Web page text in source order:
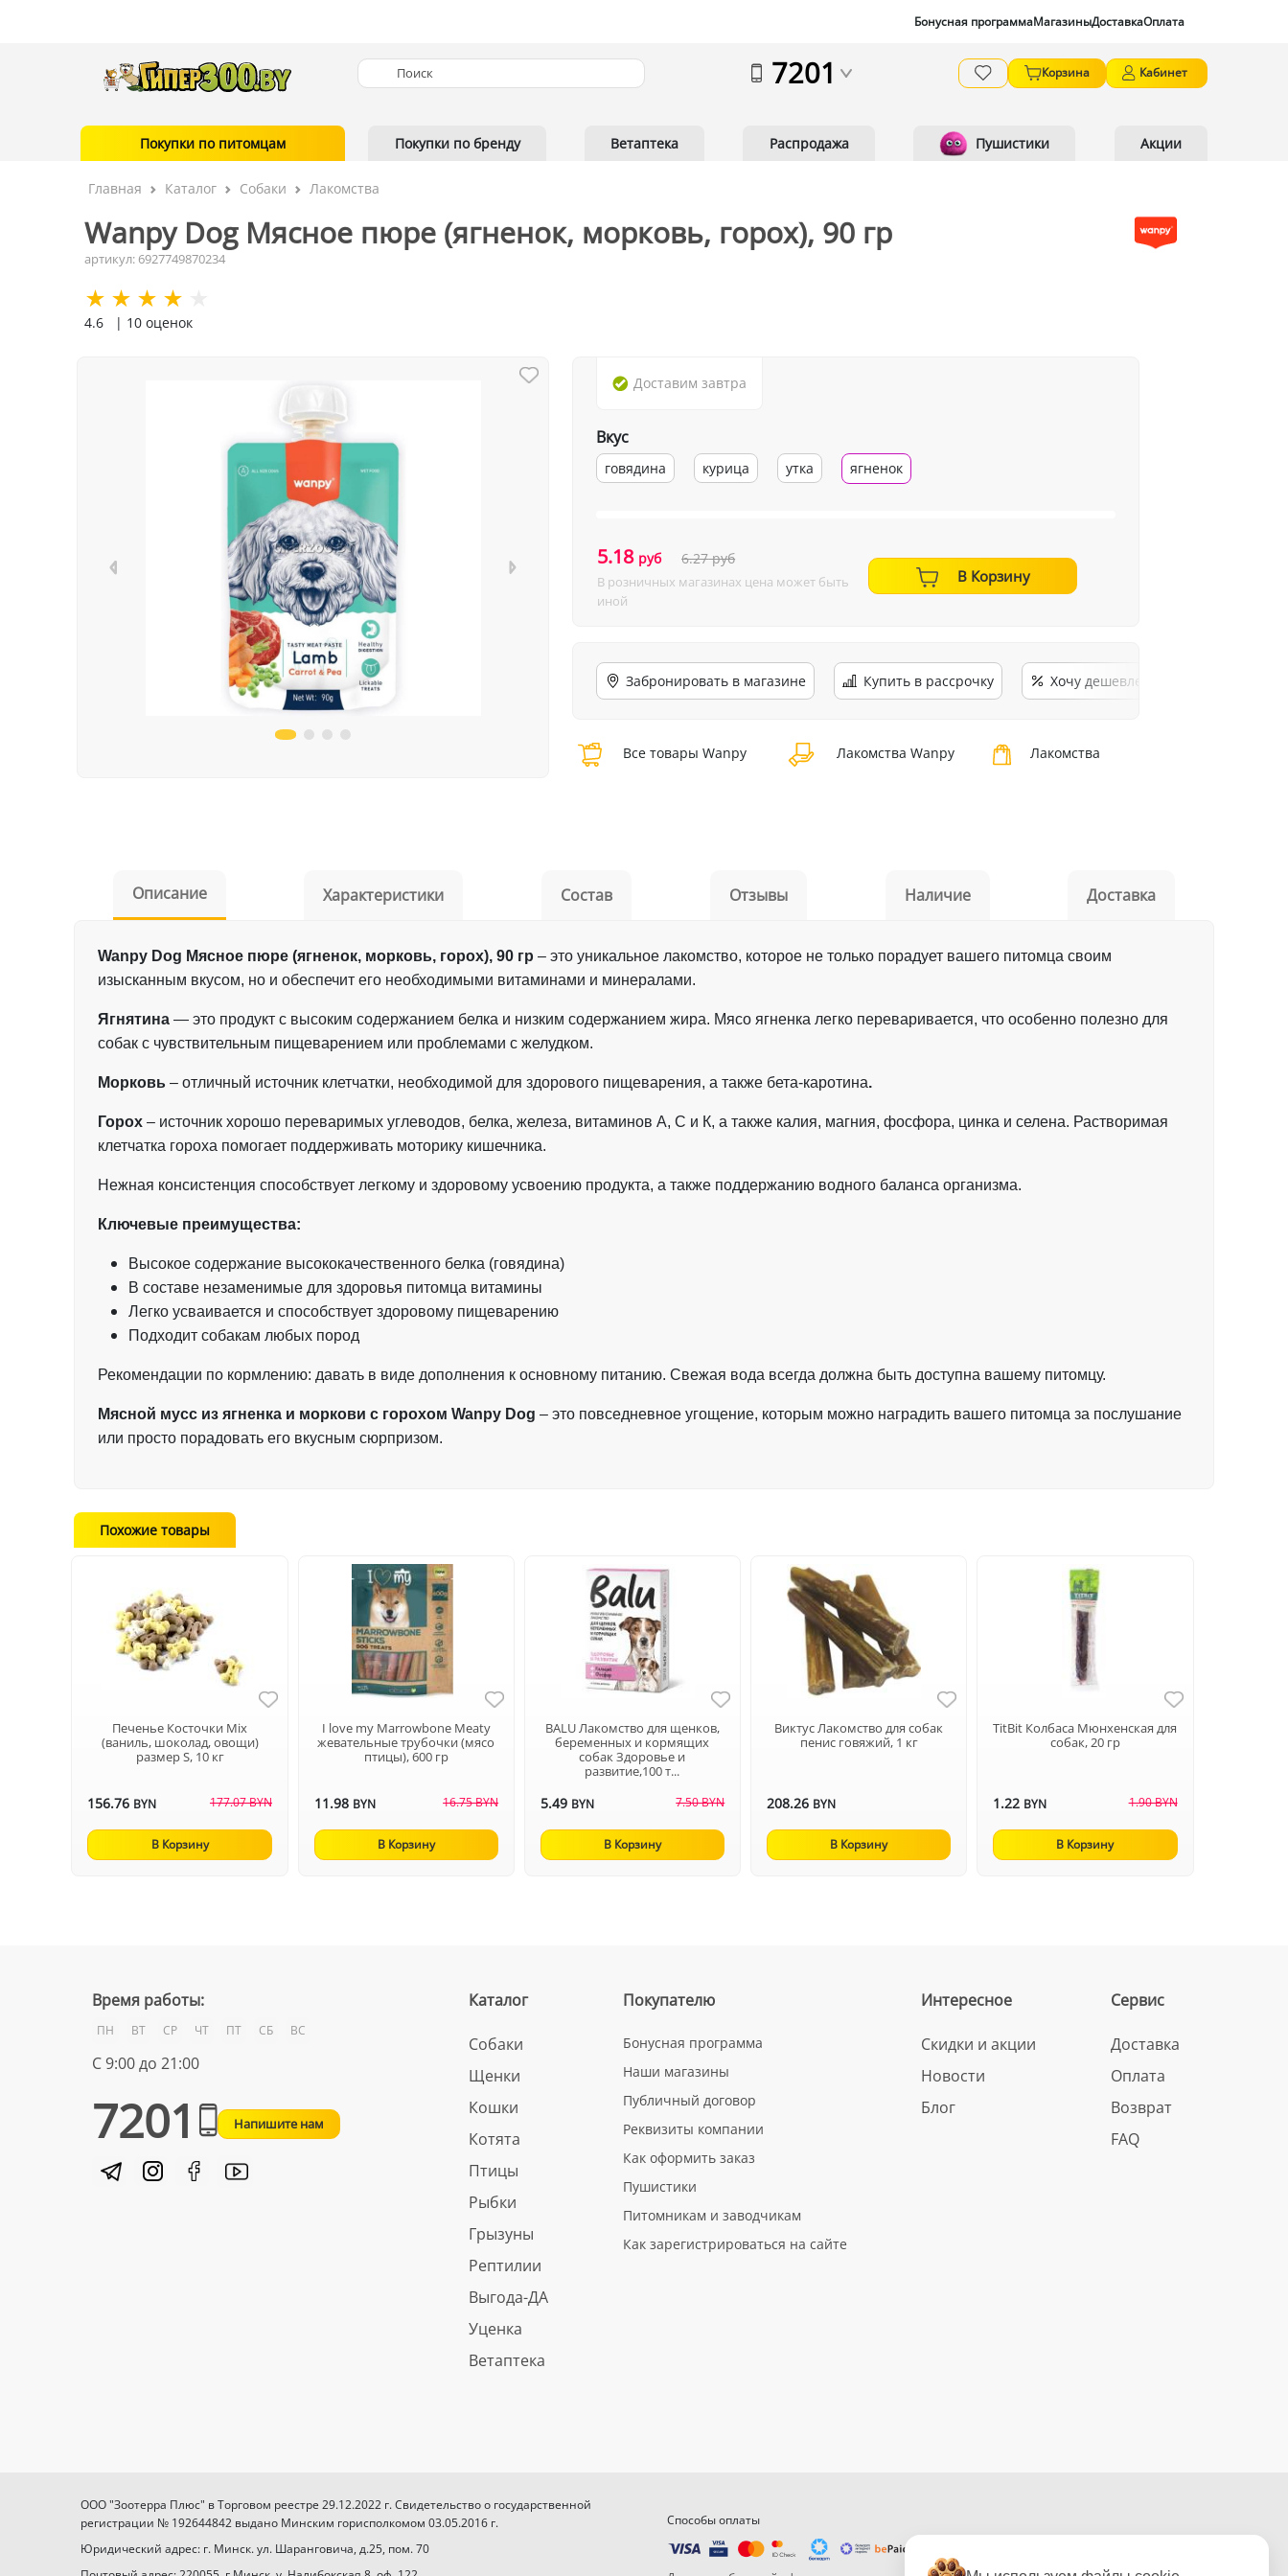
Бонусная программаМагазиныДоставкаОплата
7201 Корзина Кабинет
Покупки по питомцам Покупки по бренду Ветаптека Распродажа Пушистики Акции
Главная Каталог Собаки Лакомства
Wanpy Dog Мясное пюре (ягненок, морковь, горох), 90 гр
артикул: 6927749870234
4.6 | 10 оценок
Доставим завтра
Вкус
говядина курица утка ягненок
5.18 руб 6.27руб
В розничных магазинах цена может быть
иной
В Корзину
Забронировать в магазине Купить в рассрочку Хочу дешевле
Все товары Wanpy Лакомства Wanpy Лакомства
Описание Характеристики Состав Отзывы Наличие Доставка
Wanpy Dog Мясное пюре (ягненок, морковь, горох), 90 гр – это уникальное лакомство, которое не только порадует вашего питомца своим
изысканным вкусом, но и обеспечит его необходимыми витаминами и минералами.
Ягнятина— это продукт с высоким содержанием белка и низким содержанием жира. Мясо ягненка легко переваривается, что особенно полезно для
собак с чувствительным пищеварением или проблемами с желудком.
Морковь – отличный источник клетчатки, необходимой для здорового пищеварения, а также бета-каротина.
Горох– источник хорошо переваримых углеводов, белка, железа, витаминов А, С и К, а также калия, магния, фосфора, цинка и селена. Растворимая
клетчатка гороха помогает поддерживать моторику кишечника.
Нежная консистенция способствует легкому и здоровому усвоению продукта, а также поддержанию водного баланса организма.
Ключевые преимущества:
Высокое содержание высококачественного белка (говядина)
В составе незаменимые для здоровья питомца витамины
Легко усваивается и способствует здоровому пищеварению
Подходит собакам любых пород
Рекомендации по кормлению: давать в виде дополнения к основному питанию. Свежая вода всегда должна быть доступна вашему питомцу.
Мясной мусс из ягненка и моркови с горохом Wanpy Dog –это повседневное угощение, которым можно наградить вашего питомца за послушание
или просто порадовать его вкусным сюрпризом.
Похожие товары
Печенье Косточки Mix
(ваниль, шоколад, овощи)
размер S, 10 кг
156.76 BYN 177.07 BYN
В Корзину
I love my Marrowbone Meaty
жевательные трубочки (мясо
птицы), 600 гр
11.98 BYN 16.75 BYN
В Корзину
BALU Лакомство для щенков,
беременных и кормящих
собак Здоровье и
развитие,100 т...
5.49 BYN 7.50 BYN
В Корзину
Виктус Лакомство для собак
пенис говяжий, 1 кг
208.26 BYN
В Корзину
TitBit Колбаса Мюнхенская для
собак, 20 гр
1.22 BYN 1.90 BYN
В Корзину
Время работы:
ПН ВТ СР ЧТ ПТ СБ ВС
С 9:00 до 21:00
7201 Напишите нам
Каталог
Собаки
Щенки
Кошки
Котята
Птицы
Рыбки
Грызуны
Рептилии
Выгода-ДА
Уценка
Ветаптека
Покупателю
Бонусная программа
Наши магазины
Публичный договор
Реквизиты компании
Как оформить заказ
Пушистики
Питомникам и заводчикам
Как зарегистрироваться на сайте
Интересное
Скидки и акции
Новости
Блог
Сервис
Доставка
Оплата
Возврат
FAQ
ООО "Зоотерра Плюс" в Торговом реестре 29.12.2022 г. Свидетельство о государственной
регистрации № 192644842 выдано Минским горисполкомом 03.05.2016 г.
Юридический адрес: г. Минск. ул. Шаранговича, д.25, пом. 70
Способы оплаты